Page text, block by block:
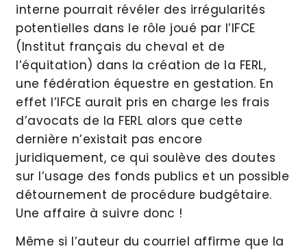
interne pourrait révéler des irrégularités
potentielles dans le rôle joué par l’IFCE
(Institut français du cheval et de
l’équitation) dans la création de la FERL,
une fédération équestre en gestation. En
effet l’IFCE aurait pris en charge les frais
d’avocats de la FERL alors que cette
dernière n’existait pas encore
juridiquement, ce qui soulève des doutes
sur l’usage des fonds publics et un possible
détournement de procédure budgétaire.
Une affaire à suivre donc !
Même si l’auteur du courriel affirme que la